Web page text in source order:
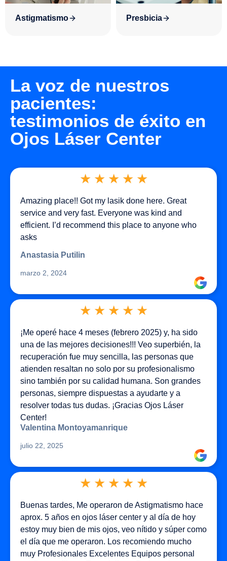
Astigmatismo Presbicia
La voz de nuestros
pacientes:
testimonios de éxito en
Ojos Láser Center
★ ★ ★ ★ ★
Amazing place!! Got my lasik done here. Great
service and very fast. Everyone was kind and
efficient. I’d recommend this place to anyone who
asks
Anastasia Putilin
marzo 2, 2024
★ ★ ★ ★ ★
¡Me operé hace 4 meses (febrero 2025) y, ha sido
una de las mejores decisiones!!! Veo superbién, la
recuperación fue muy sencilla, las personas que
atienden resaltan no solo por su profesionalismo
sino también por su calidad humana. Son grandes
personas, siempre dispuestas a ayudarte y a
resolver todas tus dudas. ¡Gracias Ojos Láser
Center!
Valentina Montoyamanrique
julio 22, 2025
★ ★ ★ ★ ★
Buenas tardes, Me operaron de Astigmatismo hace
aprox. 5 años en ojos láser center y al día de hoy
estoy muy bien de mis ojos, veo nítido y súper como
el día que me operaron. Los recomiendo mucho
muy Profesionales Excelentes Equipos personal